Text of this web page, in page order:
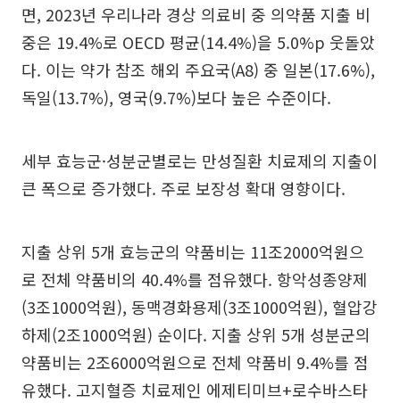
면, 2023년 우리나라 경상 의료비 중 의약품 지출 비
중은 19.4%로 OECD 평균(14.4%)을 5.0%p 웃돌았
다. 이는 약가 참조 해외 주요국(A8) 중 일본(17.6%),
독일(13.7%), 영국(9.7%)보다 높은 수준이다.
세부 효능군·성분군별로는 만성질환 치료제의 지출이
큰 폭으로 증가했다. 주로 보장성 확대 영향이다.
지출 상위 5개 효능군의 약품비는 11조2000억원으
로 전체 약품비의 40.4%를 점유했다. 항악성종양제
(3조1000억원), 동맥경화용제(3조1000억원), 혈압강
하제(2조1000억원) 순이다. 지출 상위 5개 성분군의
약품비는 2조6000억원으로 전체 약품비 9.4%를 점
유했다. 고지혈증 치료제인 에제티미브+로수바스타